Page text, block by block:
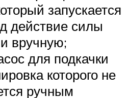
запускается
действие силы
вручную;
для подкачки
которого не
ручным